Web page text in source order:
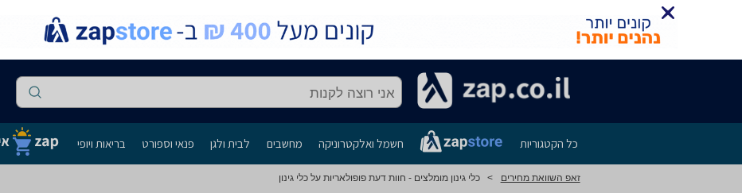
אני רוצה לקנות
כל הקטגוריות חשמל ואלקטרוניקה מחשבים לבית ולגן פנאי וספורט בריאות ויופי
זאפ השוואת מחירים > כלי גינון מומלצים - חוות דעת פופולאריות על כלי גינון